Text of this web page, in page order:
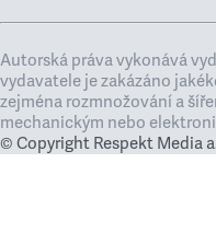
Autorská práva vykonává
vydavatele je zakázáno
zejména rozmnožování a
mechanickým nebo
© Copyright Respekt Media